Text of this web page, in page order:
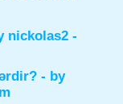
nickolas2 -
- by